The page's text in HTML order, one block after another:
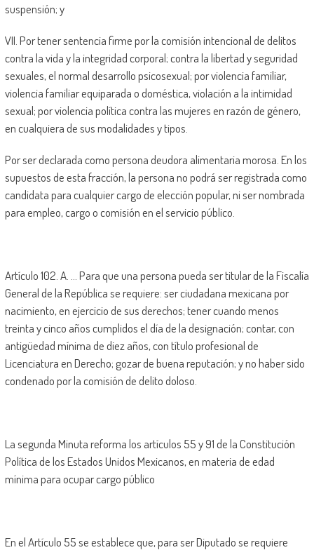
suspensión; y
VII. Por tener sentencia firme por la comisión intencional de delitos
contra la vida y la integridad corporal; contra la libertad y seguridad
sexuales, el normal desarrollo psicosexual; por violencia familiar,
violencia familiar equiparada o doméstica, violación a la intimidad
sexual; por violencia política contra las mujeres en razón de género,
en cualquiera de sus modalidades y tipos.
Por ser declarada como persona deudora alimentaria morosa. En los
supuestos de esta fracción, la persona no podrá ser registrada como
candidata para cualquier cargo de elección popular, ni ser nombrada
para empleo, cargo o comisión en el servicio público.
Artículo 102. A. … Para que una persona pueda ser titular de la Fiscalía
General de la República se requiere: ser ciudadana mexicana por
nacimiento, en ejercicio de sus derechos; tener cuando menos
treinta y cinco años cumplidos el día de la designación; contar, con
antigüedad mínima de diez años, con título profesional de
Licenciatura en Derecho; gozar de buena reputación; y no haber sido
condenado por la comisión de delito doloso.
La segunda Minuta reforma los artículos 55 y 91 de la Constitución
Política de los Estados Unidos Mexicanos, en materia de edad
mínima para ocupar cargo público
En el Artículo 55 se establece que, para ser Diputado se requiere